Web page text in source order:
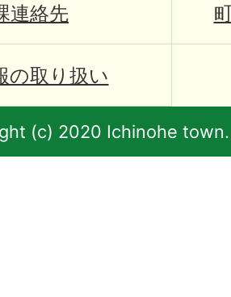
連絡先
の取り扱い
(c) 2020 Ichinohe